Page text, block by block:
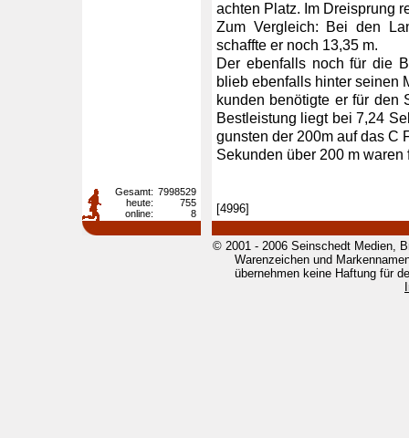
achten Platz. Im Dreisprung
Zum Vergleich: Bei den
schaffte er noch 13,35 m.
Der ebenfalls noch für die
blieb ebenfalls hinter seinen
kunden benötigte er für den
Bestleistung liegt bei 7,24
gunsten der 200m auf das C
Sekunden über 200 m
[4996]
Gesamt: 7998529
heute:
755
online:
8
© 2001 - 2006 Seinschedt Medien,
Warenzeichen und
übernehmen keine Haftung für